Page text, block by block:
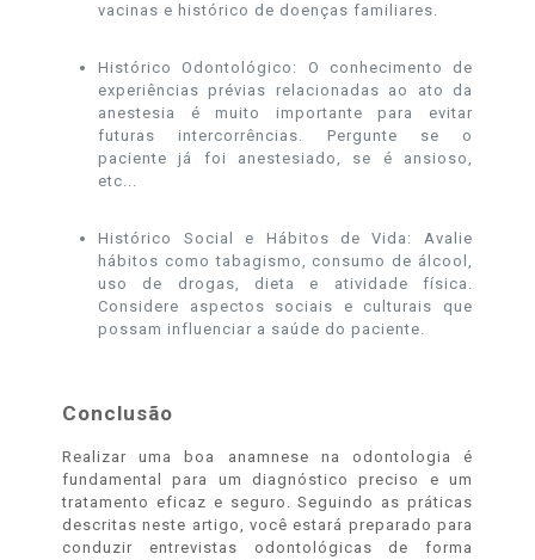
vacinas e histórico de doenças familiares.
Histórico Odontológico: O conhecimento de
experiências prévias relacionadas ao ato da
anestesia é muito importante para evitar
futuras intercorrências. Pergunte se o
paciente já foi anestesiado, se é ansioso,
etc...
Histórico Social e Hábitos de Vida: Avalie
hábitos como tabagismo, consumo de álcool,
uso de drogas, dieta e atividade física.
Considere aspectos sociais e culturais que
possam influenciar a saúde do paciente.
Conclusão
Realizar uma boa anamnese na odontologia é
fundamental para um diagnóstico preciso e um
tratamento eficaz e seguro. Seguindo as práticas
descritas neste artigo, você estará preparado para
conduzir entrevistas odontológicas de forma